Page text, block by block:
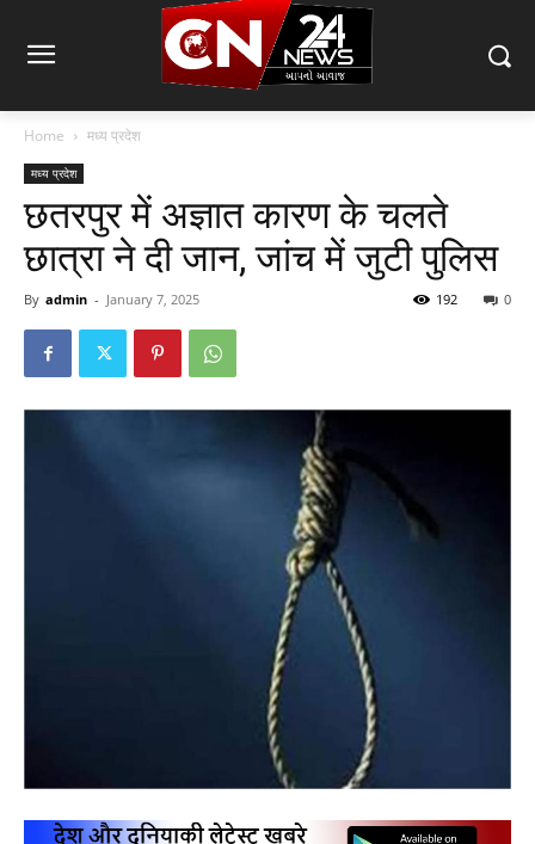
Home मध्य प्रदेश
मध्य प्रदेश
छतरपुर में अज्ञात कारण के चलते
छात्रा ने दी जान, जांच में जुटी पुलिस
By admin - January 7, 2025 0
192